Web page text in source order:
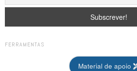
FERRAMENTAS
Material de apoio